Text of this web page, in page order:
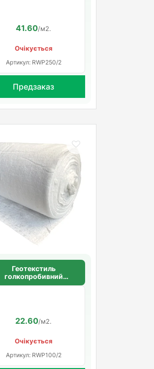
41.60/м2.
Очікується
Артикул: RWP250/2
Предзаказ
Геотекстиль
голкопробивний
щільність 100 г/м2
22.60/м2.
Очікується
Артикул: RWP100/2